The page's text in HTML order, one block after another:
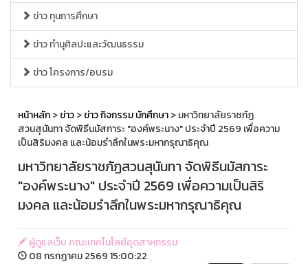
ข่าว ทุนการศึกษา
ข่าว ทำนุศิลปะและวัฒนธรรม
ข่าว โครงการ/อบรม
หน้าหลัก>ข่าว>ข่าว กิจกรรม นักศึกษา> มหาวิทยาลัยราชภัฏ
สวนสุนันทา จัดพิธีนมัสการะ "องค์พระนาง" ประจำปี 2569 เพื่อความ
เป็นสิริมงคล และน้อมรำลึกในพระมหากรุณาธิคุณ
มหาวิทยาลัยราชภัฏสวนสุนันทา จัดพิธีนมัสการะ
"องค์พระนาง" ประจำปี 2569 เพื่อความเป็นสิริ
มงคล และน้อมรำลึกในพระมหากรุณาธิคุณ
ผู้ดูแลเว็บ คณะเทคโนโลยีอุตสาหกรรม
08 กรกฏาคม 2569 15:00:22